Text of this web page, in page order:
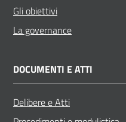
Seguici
Gli obiettivi
La governance
DOCUMENTI E ATTI
Delibere e Atti